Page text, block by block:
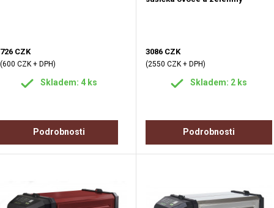
726 CZK
(600 CZK + DPH)
Skladem: 4 ks
Podrobnosti
3086 CZK
(2550 CZK + DPH)
Skladem: 2 ks
Podrobnosti